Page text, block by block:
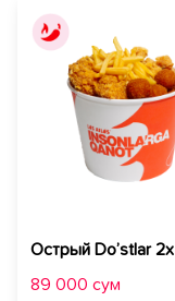
Острый Do’stlar 2х
89 000 сум